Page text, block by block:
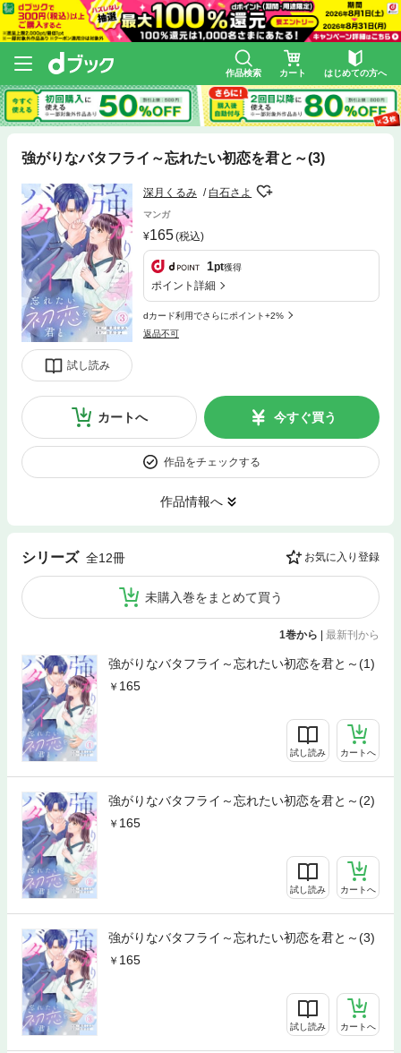
作品検索 カート はじめての方へ
強がりなバタフライ～忘れたい初恋を君と～(3)
試し読み
深月くるみ 白石さよ
マンガ
165(税込)
1pt獲得
ポイント詳細
dカード利用でさらにポイント+2%
返品不可
カートへ 今すぐ買う
作品をチェックする
作品情報へ
シリーズ 全12冊 お気に入り登録
未購入巻をまとめて買う
1巻から | 最新刊から
強がりなバタフライ～忘れたい初恋を君と～(1)
165
試し読み カートへ
強がりなバタフライ～忘れたい初恋を君と～(2)
165
試し読み カートへ
強がりなバタフライ～忘れたい初恋を君と～(3)
165
試し読み カートへ